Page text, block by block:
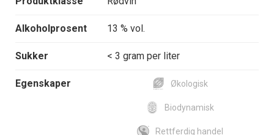
Alkoholprosent 13 % vol.
Sukker < 3 gram per liter
Egenskaper Økologisk
Biodynamisk
Rettferdig handel